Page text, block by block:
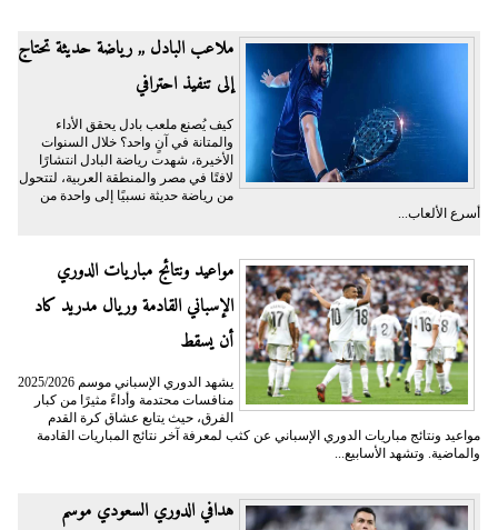
ملاعب البادل ,, رياضة حديثة تحتاج
إلى تنفيذ احترافي
كيف يُصنع ملعب بادل يحقق الأداء
والمتانة في آنٍ واحد؟ خلال السنوات
الأخيرة، شهدت رياضة البادل انتشارًا
لافتًا في مصر والمنطقة العربية، لتتحول
من رياضة حديثة نسبيًا إلى واحدة من
أسرع الألعاب...
مواعيد ونتائج مباريات الدوري
الإسباني القادمة وريال مدريد كاد
أن يسقط
يشهد الدوري الإسباني موسم 2025/2026
منافسات محتدمة وأداءً مثيرًا من كبار
الفرق، حيث يتابع عشاق كرة القدم
مواعيد ونتائج مباريات الدوري الإسباني عن كثب لمعرفة آخر نتائج المباريات القادمة
والماضية. وتشهد الأسابيع...
هدافي الدوري السعودي موسم